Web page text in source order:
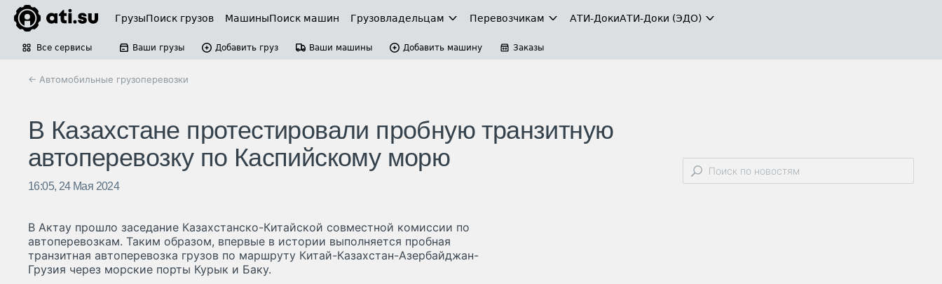
ГрузыПоиск грузов МашиныПоиск машин Грузовладельцам Перевозчикам АТИ-ДокиАТИ-Доки (ЭДО)
Все сервисы Ваши грузы Добавить груз Ваши машины Добавить машину Заказы
← Автомобильные грузоперевозки
В Казахстане протестировали пробную транзитную
автоперевозку по Каспийскому морю
16:05, 24 Мая 2024
В Актау прошло заседание Казахстанско-Китайской совместной комиссии по
автоперевозкам. Таким образом, впервые в истории выполняется пробная
транзитная автоперевозка грузов по маршруту Китай-Казахстан-Азербайджан-
Грузия через морские порты Курык и Баку.